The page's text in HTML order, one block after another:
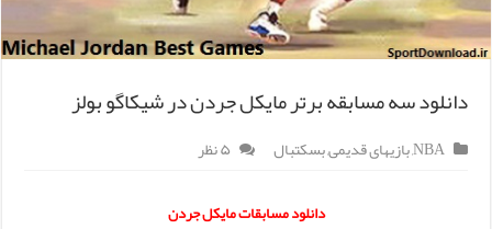
دانلود سه مسابقه برتر مایکل جردن در شیکاگو بولز
NBA
,بازیهای قدیمی,بسکتبال ۵ نظر
دانلود مسابقات مایکل جردن